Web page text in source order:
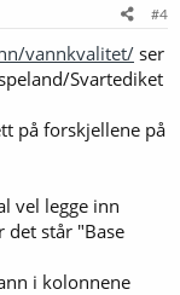
#4
vannkvalitet/ ser
Svartediket
på forskjellene på
vel legge inn
står "Base
i kolonnene